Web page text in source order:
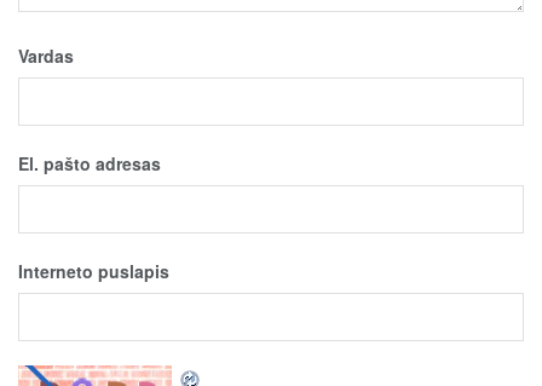
Vardas
El. pašto adresas
Interneto puslapis